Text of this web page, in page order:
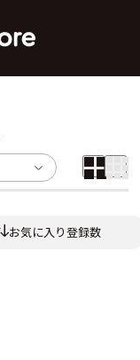
お気に入り登録数